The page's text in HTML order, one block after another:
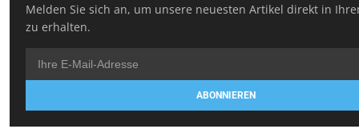
Melden Sie sich an, um unsere neuesten Artikel direkt in
zu erhalten.
ABONNIEREN